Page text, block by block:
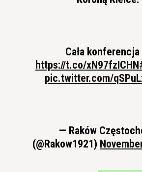
Cała
https://t.co/xN97fzICHN
pic.twitter.com/
— Raków
(@Rakow1921)